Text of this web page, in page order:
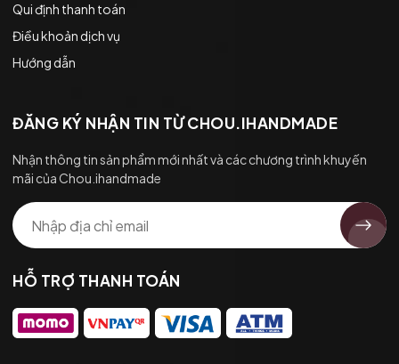
Qui định thanh toán
Điều khoản dịch vụ
Hướng dẫn
ĐĂNG KÝ NHẬN TIN TỪ CHOU.IHANDMADE
Nhận thông tin sản phẩm mới nhất và các chương trình khuyến
mãi của Chou.ihandmade
HỖ TRỢ THANH TOÁN